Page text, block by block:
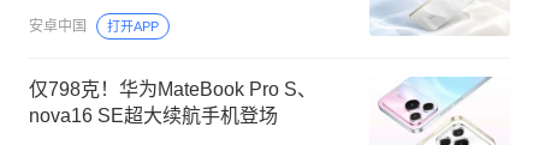
安卓中国 打开APP
仅798克！华为MateBook Pro S、
nova16 SE超大续航手机登场